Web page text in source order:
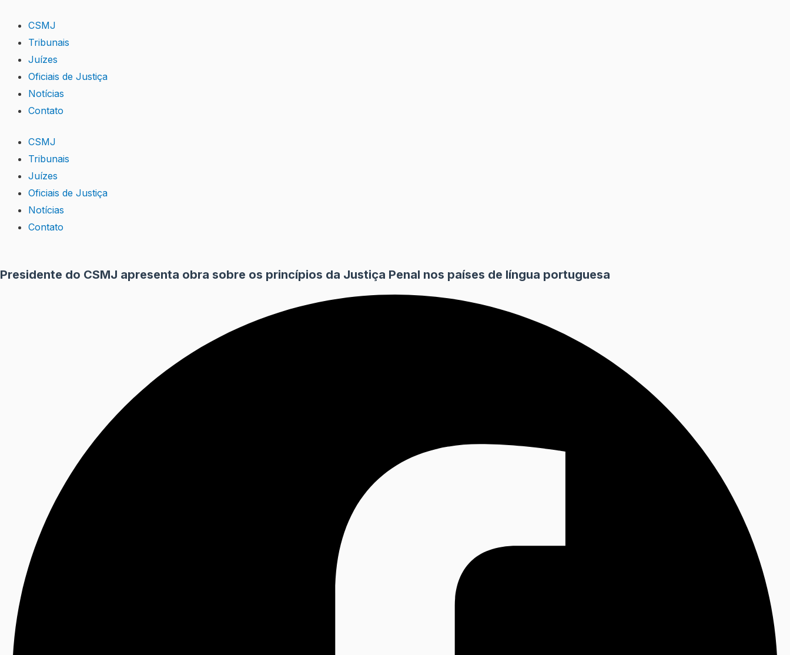
content
CSMJ
Tribunais
Juízes
Oficiais de Justiça
Notícias
Contato
CSMJ
Tribunais
Juízes
Oficiais de Justiça
Notícias
Contato
Presidente do CSMJ apresenta obra sobre os princípios da Justiça Penal nos países de língua portuguesa